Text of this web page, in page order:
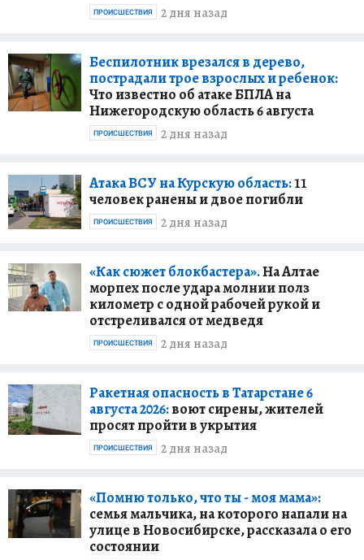
2 дня назад
ПРОИСШЕСТВИЯ
Беспилотник врезался в дерево,
пострадали трое взрослых и ребенок:
Что известно об атаке БПЛА на
Нижегородскую область 6 августа
2 дня назад
ПРОИСШЕСТВИЯ
Атака ВСУ на Курскую область:11
человек ранены и двое погибли
2 дня назад
ПРОИСШЕСТВИЯ
«Как сюжет блокбастера».На Алтае
морпех после удара молнии полз
километр с одной рабочей рукой и
отстреливался от медведя
2 дня назад
ПРОИСШЕСТВИЯ
Ракетная опасность в Татарстане 6
августа 2026:воют сирены, жителей
просят пройти в укрытия
2 дня назад
ПРОИСШЕСТВИЯ
«Помню только, что ты - моя мама»:
семья мальчика, на которого напали на
улице в Новосибирске, рассказала о его
состоянии